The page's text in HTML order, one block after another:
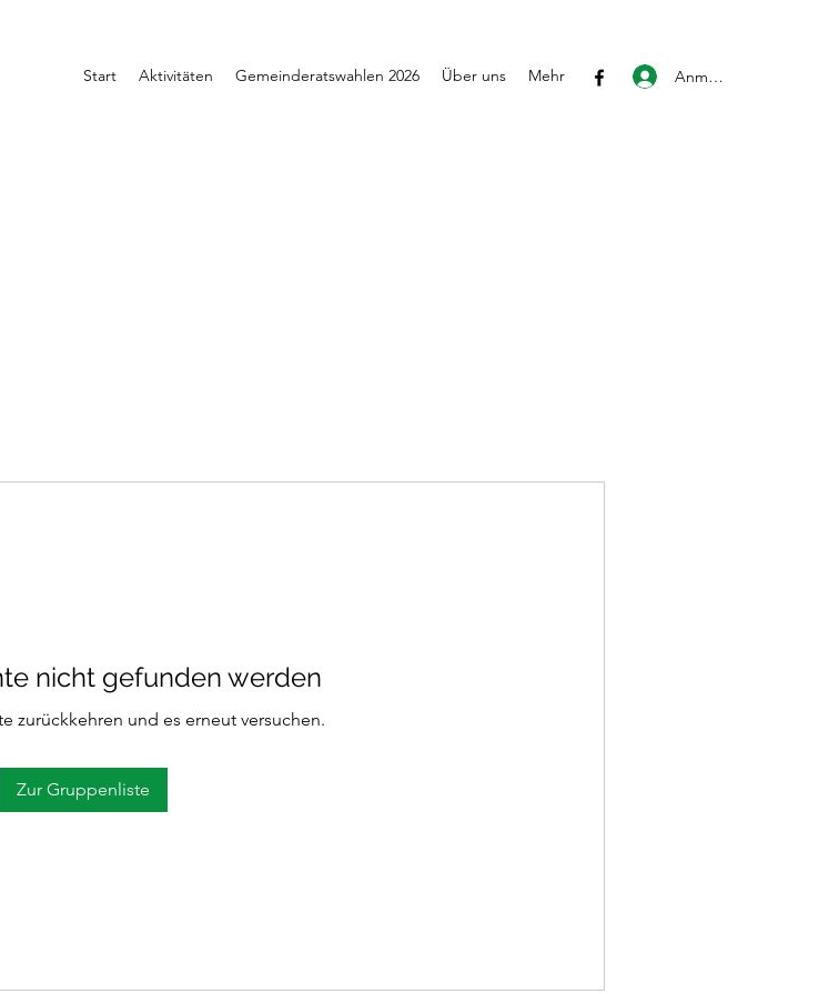
Start Aktivitäten Gemeinderatswahlen 2026 Über uns Mehr Anmelden
nicht gefunden werden
zurückkehren und es erneut versuchen.
Zur Gruppenliste